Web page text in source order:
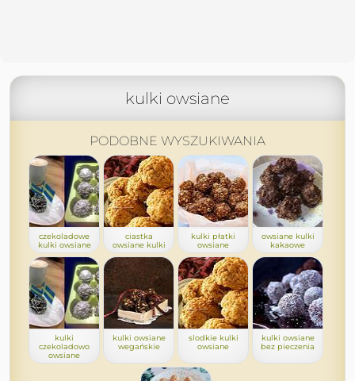
kulki owsiane
PODOBNE WYSZUKIWANIA
czekoladowe
kulki owsiane
ciastka
owsiane kulki
kulki płatki
owsiane
owsiane kulki
kakaowe
kulki
czekoladowo
owsiane
kulki owsiane
wegańskie
slodkie kulki
owsiane
kulki owsiane
bez pieczenia